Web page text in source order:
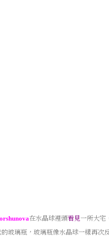
在水晶球裡頭看見一所大宅
玻璃瓶，玻璃瓶像水晶球一樣再